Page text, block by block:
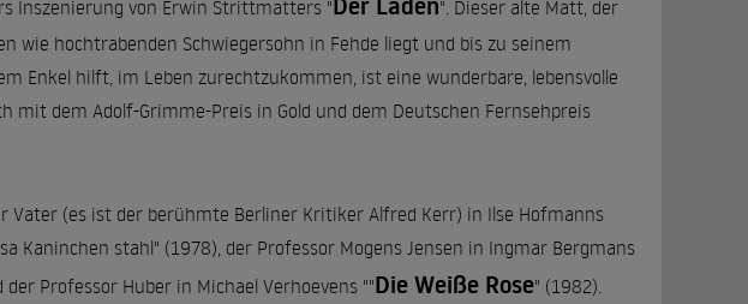
Inszenierung von Erwin Strittmatters "
". Dieser alte Matt, der
wie hochtrabenden Schwiegersohn in Fehde liegt und bis zu seinem
Enkel hilft, im Leben zurechtzukommen, ist eine wunderbare, lebensvolle
mit dem Adolf-Grimme-Preis in Gold und dem Deutschen Fernsehpreis
Vater (es ist der berühmte Berliner Kritiker Alfred Kerr) in Ilse Hofmanns
Kaninchen stahl" (1978), der Professor Mogens Jensen in Ingmar Bergmans
Professor Huber in Michael Verhoevens ""Die Weiße Rose" (1982).